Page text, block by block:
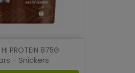
PROTEIN 875G
- Snickers